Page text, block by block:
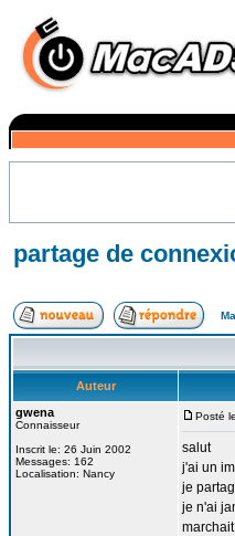
partage de
Auteur
gwena
Connaisseur
Inscrit le: 26 Juin 2002
Messages: 162
Localisation: Nancy
Posté
salut
j'ai un
je
je n'ai